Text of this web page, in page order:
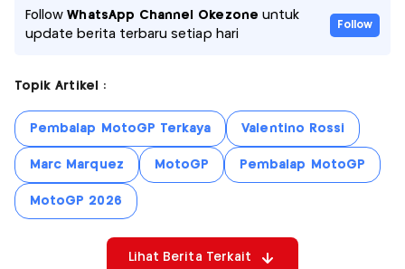
FollowWhatsApp Channel Okezone untuk
update berita terbaru setiap hari
Follow
Topik Artikel :
Pembalap MotoGP Terkaya Valentino Rossi
Marc Marquez MotoGP Pembalap MotoGP
MotoGP 2026
Lihat Berita Terkait